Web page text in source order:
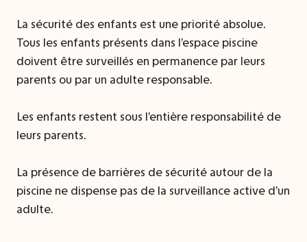
La sécurité des enfants est une priorité absolue.
Tous les enfants présents dans l’espace piscine
doivent être surveillés en permanence par leurs
parents ou par un adulte responsable.
Les enfants restent sous l’entière responsabilité de
leurs parents.
La présence de barrières de sécurité autour de la
piscine ne dispense pas de la surveillance active d’un
adulte.